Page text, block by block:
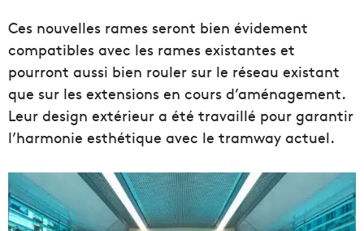
Ces nouvelles rames seront bien évidement
compatibles avec les rames existantes et
pourront aussi bien rouler sur le réseau existant
que sur les extensions en cours d’aménagement.
Leur design extérieur a été travaillé pour garantir
l’harmonie esthétique avec le tramway actuel.